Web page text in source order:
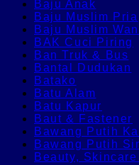
Baju Anak
Baju Muslim Pria
Baju Muslim
BAK Cuci Piring
Ban Truk & Bus
Bantal Dudukan
Batako
Batu Alam
Batu Kapur
Baut & Fastener
Bawang Putih
Bawang Putih
Beauty,